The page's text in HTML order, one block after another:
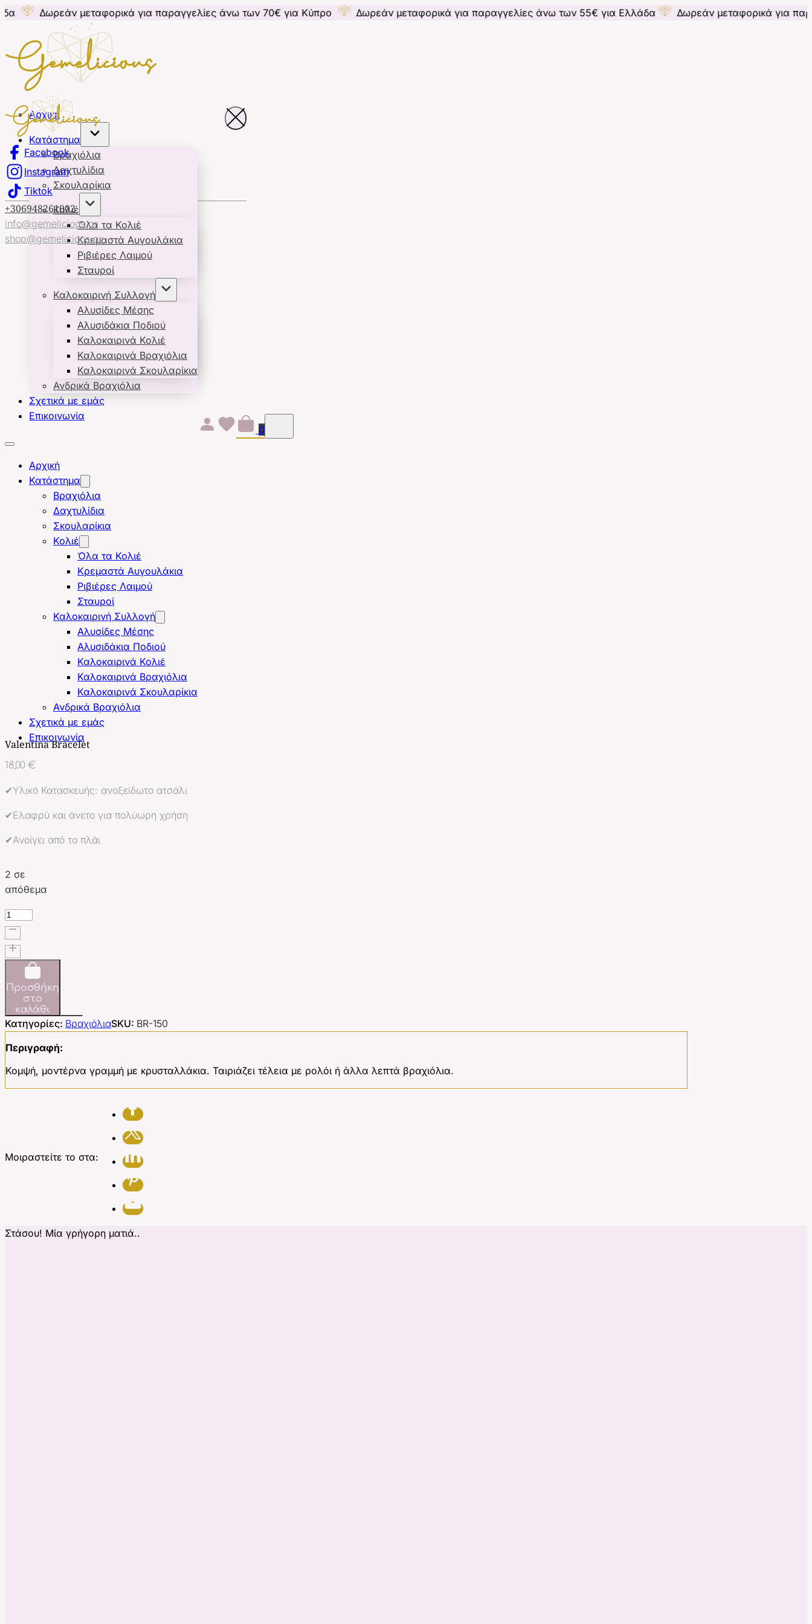
μεταφορικά για παραγγελίες άνω των 70€ για Κύπρο Δωρεάν μεταφορικά για παραγγελίες άνω των 55€ για Ελλάδα Δωρεάν μεταφορικά για
Αρχική
Κατάστημα
Βραχιόλια
Δαχτυλίδια
Σκουλαρίκια
Κολιέ
Όλα τα Κολιέ
Κρεμαστά Αυγουλάκια
Ριβιέρες Λαιμού
Σταυροί
Καλοκαιρινή Συλλογή
Αλυσίδες Μέσης
Αλυσιδάκια Ποδιού
Καλοκαιρινά Κολιέ
Καλοκαιρινά Βραχιόλια
Καλοκαιρινά Σκουλαρίκια
Ανδρικά Βραχιόλια
Σχετικά με εμάς
Επικοινωνία
Αρχική
Κατάστημα
Βραχιόλια
Δαχτυλίδια
Σκουλαρίκια
Κολιέ
Όλα τα Κολιέ
Κρεμαστά Αυγουλάκια
Ριβιέρες Λαιμού
Σταυροί
Καλοκαιρινή Συλλογή
Αλυσίδες Μέσης
Αλυσιδάκια Ποδιού
Καλοκαιρινά Κολιέ
Καλοκαιρινά Βραχιόλια
Καλοκαιρινά Σκουλαρίκια
Ανδρικά Βραχιόλια
Σχετικά με εμάς
Επικοινωνία
0
Facebook
Instagram
Tiktok
+306948261002
info@gemelicious.gr
shop@gemelicious.gr
Valentina Bracelet
18,00 €
✔Υλικό Κατασκευής: ανοξείδωτο ατσάλι
✔Ελαφρύ και άνετο για πολύωρη χρήση
✔Ανοίγει από το πλάι
2 σε
απόθεμα
Valentina
Bracelet
ποσότητα
Προσθήκη
στο
καλάθι
Κατηγορίες: ΒραχιόλιαSKU: BR-150
Περιγραφή:
Κομψή, μοντέρνα γραμμή με κρυσταλλάκια. Ταιριάζει τέλεια με ρολόι ή άλλα λεπτά βραχιόλια.
Μοιραστείτε το στα:
Στάσου! Μία γρήγορη ματιά..